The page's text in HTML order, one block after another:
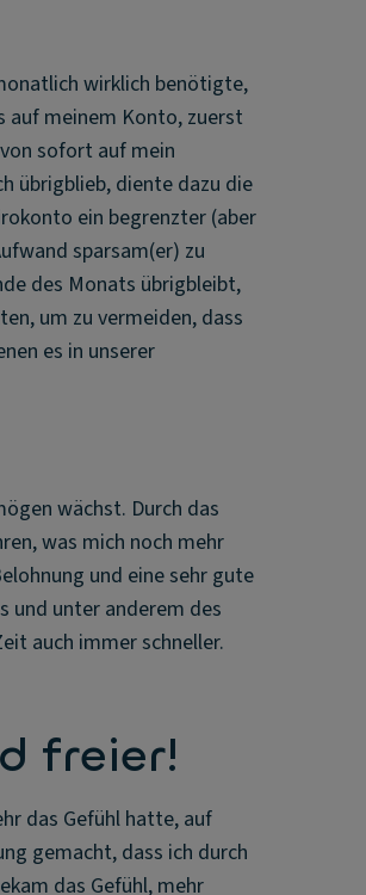
wirklich benötigte,
auf meinem Konto, zuerst
sofort auf mein
übrigblieb, diente dazu die
ein begrenzter (aber
sparsam(er) zu
des Monats übrigbleibt,
um zu vermeiden, dass
es in unserer
wächst. Durch das
was mich noch mehr
und eine sehr gute
und unter anderem des
auch immer schneller.
freier!
das Gefühl hatte, auf
gemacht, dass ich durch
das Gefühl, mehr